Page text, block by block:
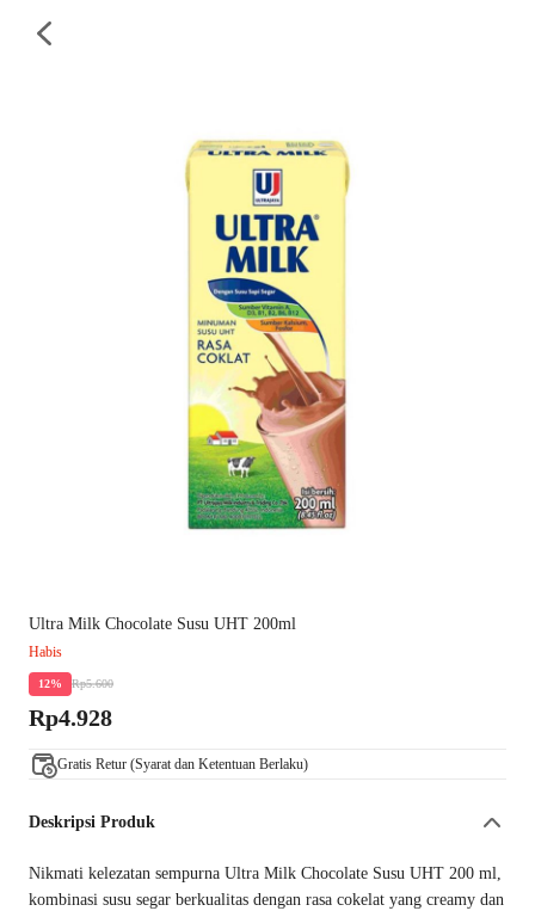
Ultra Milk Chocolate Susu UHT 200ml
Habis
12% Rp5.600
Rp4.928
Gratis Retur (Syarat dan Ketentuan Berlaku)
Deskripsi Produk
Nikmati kelezatan sempurna Ultra Milk Chocolate Susu UHT 200 ml,
kombinasi susu segar berkualitas dengan rasa cokelat yang creamy dan